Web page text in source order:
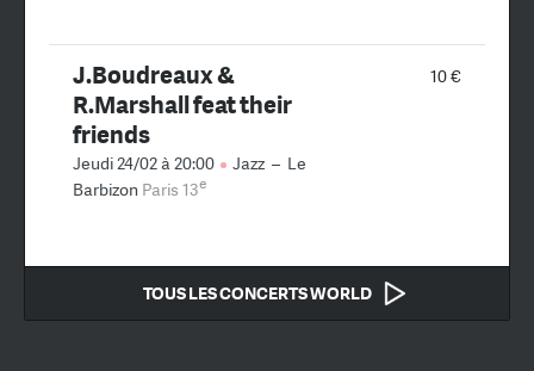
10 €
J.Boudreaux &
R.Marshall feat their
friends
Jeudi 24/02 à 20:00 Jazz – Le
Barbizon Paris 13e
TOUS LES CONCERTS WORLD